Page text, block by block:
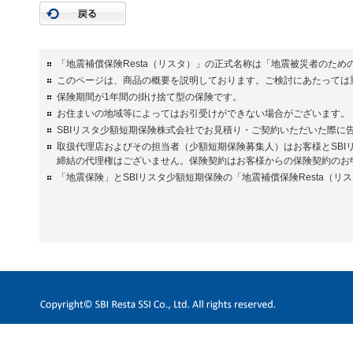
2.個人情報の利用目的
(1) 弊社は、取得した個人情報を、次の目的および下記４．５．に
利用目的の達成に必要な範囲を超えて個人情報を取り扱うと
とします。
●保険契約のお見積り、お引受け、維持、管理等、法令で定
●保険金のお支払い手続き
●再保険契約の締結、再保険契約に基づく通知および再保険
●SBIホールディングス株式会社、その子会社および関係会
各種商品やサービスのご案内、各種情報の提供
●弊社の業務に関する商品・サービスの充実や各種の調査
●問合せ、依頼などへの対応
●法令に基づく場合
なお、弊社では、例えば次のような場合に個人データの取扱
・保険契約の募集にかかる業務
・損害調査等、保険金の支払にかかる業務
「地震補償保険Resta（リスタ）」の正式名称は「地震被災者のため
このページは、商品の概要を説明しております。ご検討にあたって
保険期間が1年間の掛け捨て型の保険です。
お住まいの地域等によってはお引受けができない場合がございます。
SBIリスタ少額短期保険株式会社でお見積り・ご契約いただいた際
取扱代理店およびその担当者（少額短期保険募集人）はお客様と
締結の代理権はございません。保険契約はお客様からの保険契約の
「地震保険」とSBIリスタ少額短期保険の「地震補償保険Resta（リ